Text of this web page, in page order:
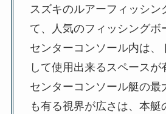
スズキのルアーフィッシン
て、人気のフィッシングボ
センターコンソール内は、
して使用出来るスペースが
センターコンソール艇の最
も有る視界が広さは、本艇